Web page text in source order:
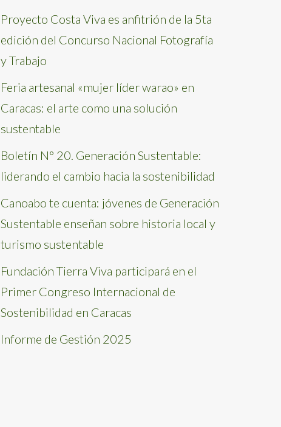
Proyecto Costa Viva es anfitrión de la 5ta
edición del Concurso Nacional Fotografía
y Trabajo
Feria artesanal «mujer líder warao» en
Caracas: el arte como una solución
sustentable
Boletín N° 20. Generación Sustentable:
liderando el cambio hacia la sostenibilidad
Canoabo te cuenta: jóvenes de Generación
Sustentable enseñan sobre historia local y
turismo sustentable
Fundación Tierra Viva participará en el
Primer Congreso Internacional de
Sostenibilidad en Caracas
Informe de Gestión 2025